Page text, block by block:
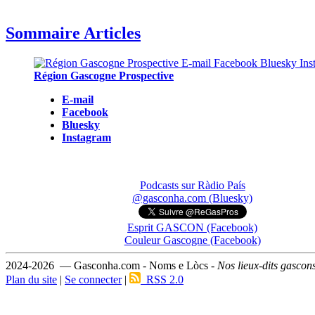
Sommaire Articles
Région Gascogne Prospective
E-mail
Facebook
Bluesky
Instagram
Podcasts sur Ràdio País
@gasconha.com (Bluesky)
Esprit GASCON (Facebook)
Couleur Gascogne (Facebook)
2024-2026 — Gasconha.com - Noms e Lòcs - Nos lieux-dits
Plan du site | Se connecter| RSS 2.0